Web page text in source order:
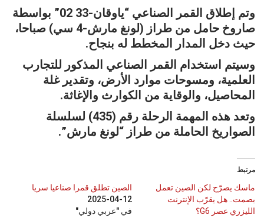
وتم إطلاق القمر الصناعي “ياوقان-33 02” بواسطة
صاروخ حامل من طراز (لونغ مارش-4 سي) صباحا،
حيث دخل المدار المخطط له بنجاح.
وسيتم استخدام القمر الصناعي المذكور للتجارب
العلمية، ومسوحات موارد الأرض، وتقدير غلة
المحاصيل، والوقاية من الكوارث والإغاثة.
وتعد هذه المهمة الرحلة رقم (435) لسلسلة
الصواريخ الحاملة من طراز “لونغ مارش”.
مرتبط
ماسك يصرّح لكن الصين تعمل
بصمت.. هل يقرّب الإنترنت
الليزري عصر G6؟
الصين تطلق قمرا صناعيا سريا
2025-04-12
في "عربي دولي"